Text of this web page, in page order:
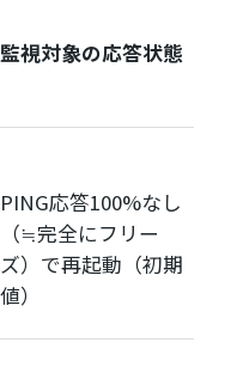
監視対象の応答状態
PING応答100%なし
（≒完全にフリー
ズ）で再起動（初期
値）